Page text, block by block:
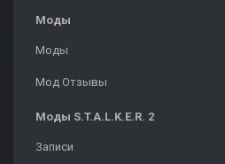
Моды
Моды
Мод Отзывы
Моды S.T.A.L.K.E.R. 2
Записи